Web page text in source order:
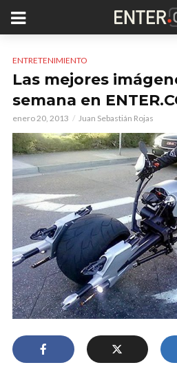
ENTRETENIMIENTO
Las mejores
semana en
enero 20, 2013 Juan Sebastián Rojas